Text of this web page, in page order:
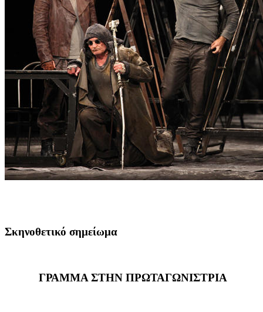
Σκηνοθετικό σημείωμα
ΓΡΑΜΜΑ ΣΤΗΝ ΠΡΩΤΑΓΩΝΙΣΤΡΙΑ